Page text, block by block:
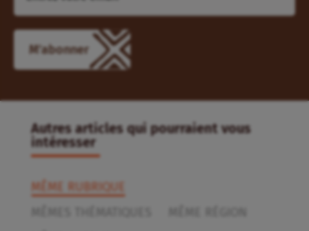
Autres articles qui pourraient vous
intéresser
MÊME RUBRIQUE